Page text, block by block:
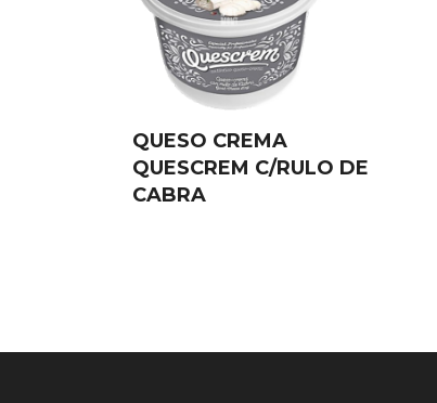
QUESO CREMA
QUESCREM C/RULO DE
CABRA